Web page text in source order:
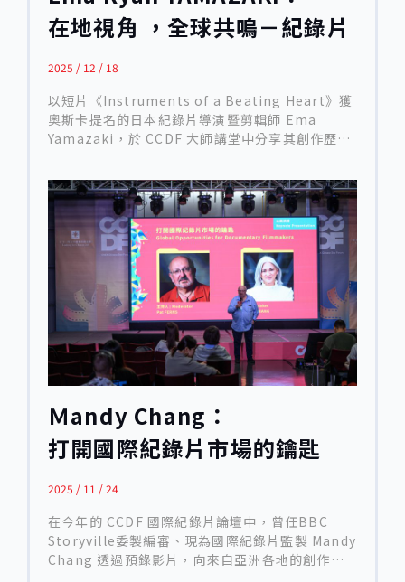
基金會（NEH）與公共電視系統（PBS），長期支
持具有公共價值、政治敏感性或社會批判性的紀錄
片。 然而近年隨著政治環境轉向，政府大幅削減公
共電視預算與藝術補助，甚至出現已通過的補助案
遭到撤銷的情況。這使得許多創作者多年累積的製
作投入，在短時間內化為烏有。 她強調，這不只是
經費問題，而是代表美國長期以來承載「政治議
已難以找到能公開放映政治內容紀錄片的空間。
串流平台的商業化與企業級審查 談及當前主流發行
管道，Laura Nix 將焦點放在大型串流平台，如
Netflix、Hulu、Disney 與 National
Geographic。她指出，這些平台雖然成為當代紀
錄片最重要的資金與發行來源，但其內容策略高度
商業導向。 平台偏好風險較低、回報明確的題材，
例如： 真實犯罪類型 名人相關故事 運動題材 飲食
與生活風格內容（往往需搭配知名人物） 相對之
下，涉及政治或社會議題的紀錄片，則常被視為
「高風險內容」。平台為避免引發政府反彈、影響
層級的自我審查日益嚴重。 Laura 指出，這樣的結
構性轉變，使得即便紀錄片整體產量持續增加，真
正具批判性與公共討論價值的作品，反而愈來愈難
當前面臨的危機，並非單一產業低潮，而是來自公
共制度、媒體結構與企業邏輯的全面轉變。這些轉
變不僅重塑了資金與發行模式，也重新界定了「什
麼樣的紀錄片能被製作與被看見」。 韓國與亞洲紀
錄片的現實處境 來自韓國的製作人 Gary Kam 從
在地視角 ，全球共鳴－紀錄片
的文化轉譯術
2025 / 12 / 18
以短片《Instruments of a Beating Heart》獲
奧斯卡提名的日本紀錄片導演暨剪輯師 Ema
Yamazaki，於 CCDF 大師講堂中分享其創作歷
媒介。她以自己的紀錄長片《The Making of a
Japanese》為核心案例，說明長期觀察式拍攝如
何揭示深植於日常制度中的社會價值，特別是教育
體系。 Ema Yamazaki 成長於大阪，父親為英國
人，自幼在日本與西方文化之間生活。她形容自己
「一生都在轉譯文化」，而這樣的生命經驗，最終
成為她紀錄片創作的核心視角。19 歲赴紐約就讀
NYU 電影學院後，她並未一開始就立志拍攝紀錄
片。然而很快地，她發現自己對於「真實世界的觀
察」遠比虛構敘事更感興趣。紀錄片讓她得以透過
自身視角，重新組織現實，進而產生意義。 她從剪
接入行，曾師承 Sam Pollard、並近距離觀摩
Ken Burns 等紀錄片大師的工作方式。​​多年實務
經驗讓她逐漸確立一個信念：剪接是紀錄片的核心
敘事引擎。她形容，有些人擅長從零開始創造，有
些人則擅長將既有素材推向最好的狀態，而她很早
便知道自己屬於後者。 一部歷時十年的拍攝計畫
長期旅居海外的經驗，讓 Ema意識到，國際社會
對日本的理解，多半停留在料理、工藝、流行文化
或傳統意象上，卻鮮少關注真正塑造日本社會性格
的內在制度。 在她看來，日本的教育體系正是一個
Ｍandy Chang：
打開國際紀錄片市場的鑰匙
2025 / 11 / 24
在今年的 CCDF 國際紀錄片論壇中，曾任BBC
Storyville委製編審、現為國際紀錄片監製 Mandy
Chang 透過預錄影片，向來自亞洲各地的創作者